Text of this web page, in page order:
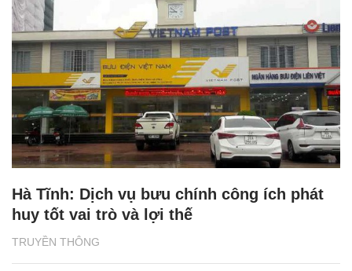
TRUYỀN THÔNG
Hà Tĩnh: Dịch vụ bưu chính công ích phát
huy tốt vai trò và lợi thế